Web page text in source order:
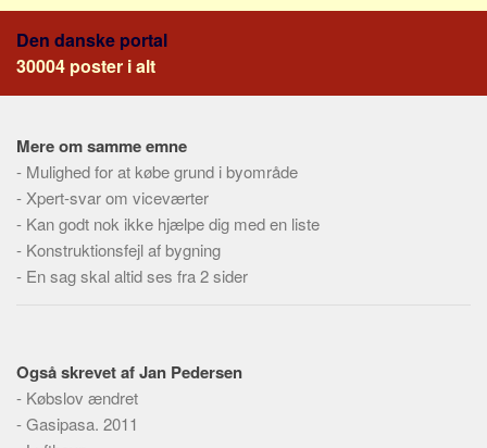
Job
Pension og opsparing
Forbrug
Social sikring og sundhed
Transport
Køb og salg
Økonomi
Jura og regler
Den danske portal
30004 poster i alt
Mere om samme emne
- Mulighed for at købe grund i byområde
- Xpert-svar om viceværter
- Kan godt nok ikke hjælpe dig med en liste
- Konstruktionsfejl af bygning
- En sag skal altid ses fra 2 sider
Også skrevet af Jan Pedersen
- Købslov ændret
-Gasipasa. 2011